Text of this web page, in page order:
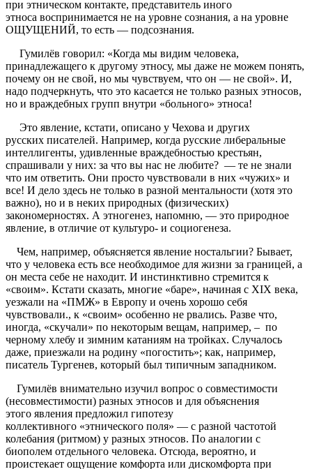
при этническом контакте, представитель иного
этноса воспринимается не на уровне сознания, а на уровне
ОЩУЩЕНИЙ, то есть — подсознания.
Гумилёв говорил: «Когда мы видим человека,
принадлежащего к другому этносу, мы даже не можем понять,
почему он не свой, но мы чувствуем, что он — не свой». И,
надо подчеркнуть, что это касается не только разных этносов,
но и враждебных групп внутри «больного» этноса!
Это явление, кстати, описано у Чехова и других
русских писателей. Например, когда русские либеральные
интеллигенты, удивленные враждебностью крестьян,
спрашивали у них: за что вы нас не любите? — те не знали
что им ответить. Они просто чувствовали в них «чужих» и
все! И дело здесь не только в разной ментальности (хотя это
важно), но и в неких природных (физических)
закономерностях. А этногенез, напомню, — это природное
явление, в отличие от культуро- и социогенеза.
Чем, например, объясняется явление ностальгии? Бывает,
что у человека есть все необходимое для жизни за границей, а
он места себе не находит. И инстинктивно стремится к
«своим». Кстати сказать, многие «баре», начиная с XIX века,
уезжали на «ПМЖ» в Европу и очень хорошо себя
чувствовали., к «своим» особенно не рвались. Разве что,
иногда, «скучали» по некоторым вещам, например, – по
черному хлебу и зимним катаниям на тройках. Случалось
даже, приезжали на родину «погостить»; как, например,
писатель Тургенев, который был типичным западником.
Гумилёв внимательно изучил вопрос о совместимости
(несовместимости) разных этносов и для объяснения
этого явления предложил гипотезу
коллективного «этнического поля» — с разной частотой
колебания (ритмом) у разных этносов. По аналогии с
биополем отдельного человека. Отсюда, вероятно, и
проистекает ощущение комфорта или дискомфорта при